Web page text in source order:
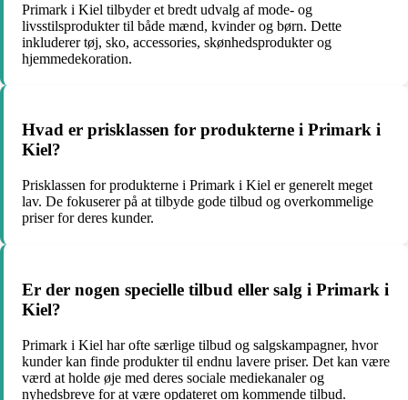
Primark i Kiel tilbyder et bredt udvalg af mode- og
livsstilsprodukter til både mænd, kvinder og børn. Dette
inkluderer tøj, sko, accessories, skønhedsprodukter og
hjemmedekoration.
Hvad er prisklassen for produkterne i Primark i
Kiel?
Prisklassen for produkterne i Primark i Kiel er generelt meget
lav. De fokuserer på at tilbyde gode tilbud og overkommelige
priser for deres kunder.
Er der nogen specielle tilbud eller salg i Primark i
Kiel?
Primark i Kiel har ofte særlige tilbud og salgskampagner, hvor
kunder kan finde produkter til endnu lavere priser. Det kan være
værd at holde øje med deres sociale mediekanaler og
nyhedsbreve for at være opdateret om kommende tilbud.